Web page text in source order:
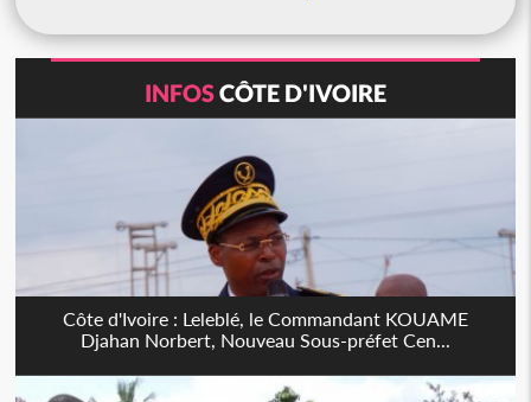
INFOSCÔTE D'IVOIRE
Côte d'Ivoire : Leleblé, le Commandant KOUAME
Djahan Norbert, Nouveau Sous-préfet Cen...